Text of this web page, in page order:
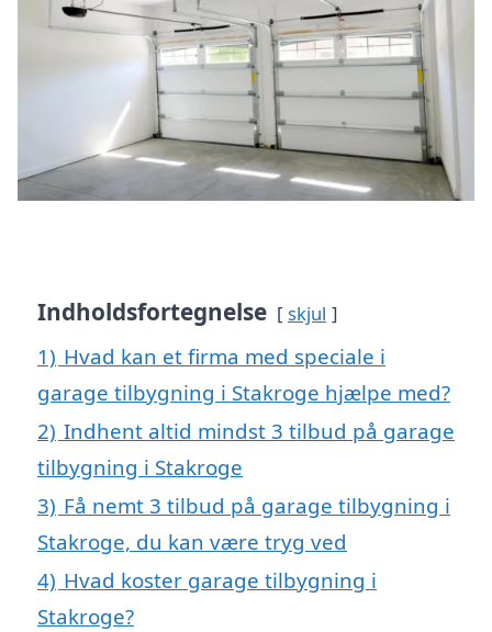
Indholdsfortegnelse skjul
1) Hvad kan et firma med speciale i
garage tilbygning i Stakroge hjælpe med?
2) Indhent altid mindst 3 tilbud på garage
tilbygning i Stakroge
3) Få nemt 3 tilbud på garage tilbygning i
Stakroge, du kan være tryg ved
4) Hvad koster garage tilbygning i
Stakroge?